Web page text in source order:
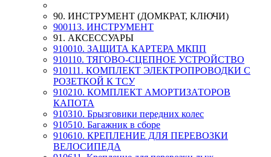
90. ИНСТРУМЕНТ (ДОМКРАТ, КЛЮЧИ)
900113. ИНСТРУМЕНТ
91. АКСЕССУАРЫ
910010. ЗАЩИТА КАРТЕРА МКПП
910110. ТЯГОВО-СЦЕПНОЕ УСТРОЙСТВО
910111. КОМПЛЕКТ ЭЛЕКТРОПРОВОДКИ С
РОЗЕТКОЙ К ТСУ
910210. КОМПЛЕКТ АМОРТИЗАТОРОВ
КАПОТА
910310. Брызговики передних колес
910510. Багажник в сборе
910610. КРЕПЛЕНИЕ ДЛЯ ПЕРЕВОЗКИ
ВЕЛОСИПЕДА